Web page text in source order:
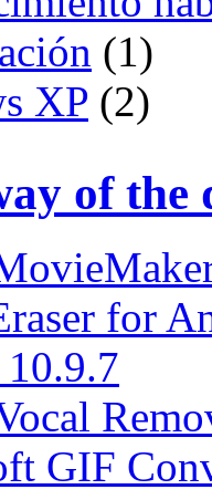
(1)
XP (2)
of the
for
GIF